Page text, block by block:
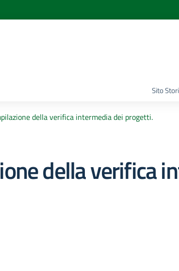
Sito
della verifica intermedia dei progetti.
della verifica